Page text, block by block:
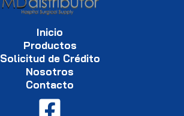
Inicio
Productos
Solicitud de Crédito
Nosotros
Contacto